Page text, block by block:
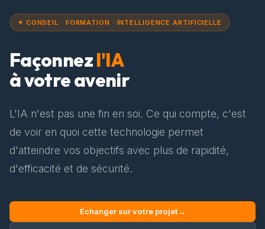
✦ CONSEIL · FORMATION · INTELLIGENCE ARTIFICIELLE
Façonnezl'IA
à votre avenir
L'IA n'est pas une fin en soi. Ce qui compte, c'est
de voir en quoi cette technologie permet
d'atteindre vos objectifs avec plus de rapidité,
d'efficacité et de sécurité.
Échanger sur votre projet→